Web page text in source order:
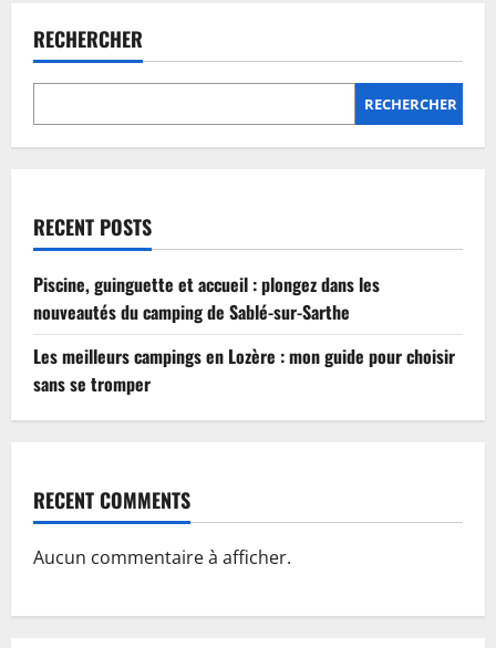
en
Lozère
:
mon
choisir
sans
RECHERCHER
RECHERCHER
RECENT POSTS
Piscine, guinguette et accueil : plongez dans les
nouveautés du camping de Sablé-sur-Sarthe
Les meilleurs campings en Lozère : mon guide pour choisir
sans se tromper
RECENT COMMENTS
Aucun commentaire à afficher.